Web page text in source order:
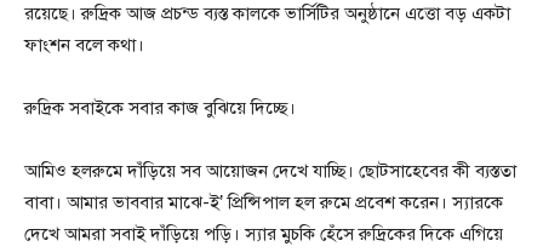
রয়েছে। রুদ্রিক আজ প্রচন্ড ব্যস্ত কালকে ভার্সিটির অনুষ্ঠানে এত্তো বড় একটা
ফাংশন বলে কথা।
রুদ্রিক সবাইকে সবার কাজ বুঝিয়ে দিচ্ছে।
আমিও হলরুমে দাঁড়িয়ে সব আয়োজন দেখে যাচ্ছি। ছোটসাহেবের কী ব্যস্ততা
বাবা। আমার ভাববার মাঝে-ই’ প্রিন্সিপাল হল রুমে প্রবেশ করেন। স্যারকে
দেখে আমরা সবাই দাঁড়িয়ে পড়ি। স্যার মুচকি হেঁসে রুদ্রিকের দিকে এগিয়ে